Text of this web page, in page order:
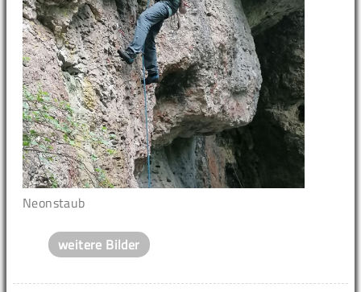
Neonstaub
weitere Bilder